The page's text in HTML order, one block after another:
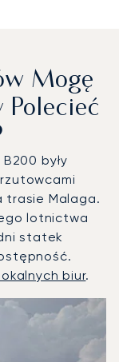
Mogę
Polecieć
były
trasie Malaga.
lotnictwa
statek
biur.
(km)